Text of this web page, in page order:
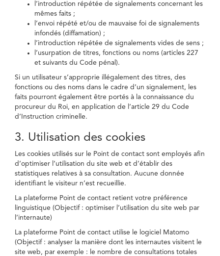
l’introduction répétée de signalements concernant les
mêmes faits ;
l’envoi répété et/ou de mauvaise foi de signalements
infondés (diffamation) ;
l’introduction répétée de signalements vides de sens ;
l’usurpation de titres, fonctions ou noms (articles 227
et suivants du Code pénal).
Si un utilisateur s’approprie illégalement des titres, des
fonctions ou des noms dans le cadre d’un signalement, les
faits pourront également être portés à la connaissance du
procureur du Roi, en application de l’article 29 du Code
d’Instruction criminelle.
3. Utilisation des cookies
Les cookies utilisés sur le Point de contact sont employés afin
d’optimiser l’utilisation du site web et d’établir des
statistiques relatives à sa consultation. Aucune donnée
identifiant le visiteur n’est recueillie.
La plateforme Point de contact retient votre préférence
linguistique (Objectif : optimiser l’utilisation du site web par
l’internaute)
La plateforme Point de contact utilise le logiciel Matomo
(Objectif : analyser la manière dont les internautes visitent le
site web, par exemple : le nombre de consultations totales